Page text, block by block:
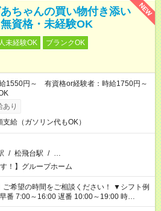
NEW
ちゃんの買い物付き添い
資格・未経験OK
未経験OK
ブランクOK
1550円～ 有資格or経験者：時給1750円～
あり
給（ガソリン代もOK）
/ 松飛台駅 / …
！】グループホーム
望の時間をご相談ください！ ▼シフト例
番 7:00～16:00 遅番 10:00～19:00 時